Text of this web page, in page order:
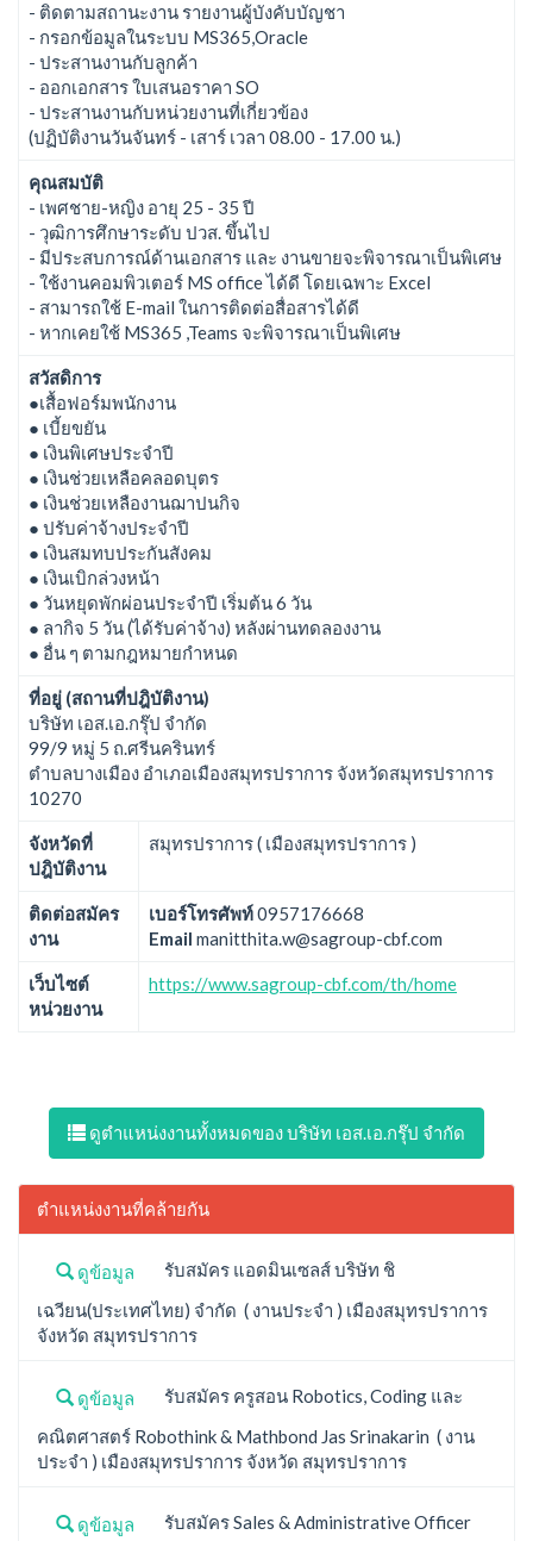
- ติดตามสถานะงาน รายงานผู้บังคับบัญชา
- กรอกข้อมูลในระบบ MS365,Oracle
- ประสานงานกับลูกค้า
- ออกเอกสาร ใบเสนอราคา SO
- ประสานงานกับหน่วยงานที่เกี่ยวข้อง
(ปฏิบัติงานวันจันทร์ - เสาร์ เวลา 08.00 - 17.00 น.)
คุณสมบัติ
- เพศชาย-หญิง อายุ 25 - 35 ปี
- วุฒิการศึกษาระดับ ปวส. ขึ้นไป
- มีประสบการณ์ด้านเอกสาร และ งานขายจะพิจารณาเป็นพิเศษ
- ใช้งานคอมพิวเตอร์ MS office ได้ดี โดยเฉพาะ Excel
- สามารถใช้ E-mail ในการติดต่อสื่อสารได้ดี
- หากเคยใช้ MS365 ,Teams จะพิจารณาเป็นพิเศษ
สวัสดิการ
●เสื้อฟอร์มพนักงาน
● เบี้ยขยัน
● เงินพิเศษประจำปี
● เงินช่วยเหลือคลอดบุตร
● เงินช่วยเหลืองานฌาปนกิจ
● ปรับค่าจ้างประจำปี
● เงินสมทบประกันสังคม
● เงินเบิกล่วงหน้า
● วันหยุดพักผ่อนประจำปี เริ่มต้น 6 วัน
● ลากิจ 5 วัน (ได้รับค่าจ้าง) หลังผ่านทดลองงาน
● อื่น ๆ ตามกฎหมายกำหนด
ที่อยู่ (สถานที่ปฎิบัติงาน)
บริษัท เอส.เอ.กรุ๊ป จำกัด
99/9 หมู่ 5 ถ.ศรีนครินทร์
ตำบลบางเมือง อำเภอเมืองสมุทรปราการ จังหวัดสมุทรปราการ
10270
จังหวัดที่
ปฎิบัติงาน
สมุทรปราการ ( เมืองสมุทรปราการ )
ติดต่อสมัคร
งาน
เบอร์โทรศัพท์0957176668
Email manitthita.w@sagroup-cbf.com
เว็บไซต์
หน่วยงาน
https://www.sagroup-cbf.com/th/home
ดูตำแหน่งงานทั้งหมดของ บริษัท เอส.เอ.กรุ๊ป จำกัด
ตำแหน่งงานที่คล้ายกัน
ดูข้อมูล
รับสมัคร แอดมินเซลส์ บริษัท ชิ
เฉวียน(ประเทศไทย) จำกัด ( งานประจำ ) เมืองสมุทรปราการ
จังหวัด สมุทรปราการ
ดูข้อมูล
รับสมัคร ครูสอน Robotics, Coding และ
คณิตศาสตร์ Robothink & Mathbond Jas Srinakarin ( งาน
ประจำ ) เมืองสมุทรปราการ จังหวัด สมุทรปราการ
ดูข้อมูล
รับสมัคร Sales & Administrative Officer